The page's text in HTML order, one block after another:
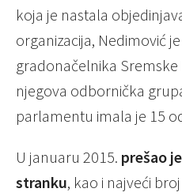
koja je nastala
organizacija, Nedimović
gradonačelnika Sremske
njegova odbornička
parlamentu imala je 15
U januaru 2015. prešao
stranku, kao i najveći